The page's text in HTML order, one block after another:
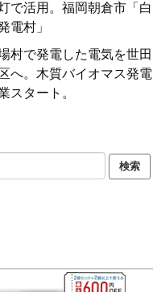
で活用。福岡朝倉市「白
電村」
村で発電した電気を世田
へ。木質バイオマス発電
スタート。